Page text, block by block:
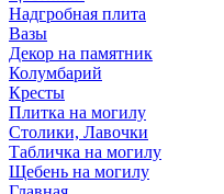
Надгробная плита
Вазы
Декор на памятник
Колумбарий
Кресты
Плитка на могилу
Столики, Лавочки
Табличка на могилу
Щебень на могилу